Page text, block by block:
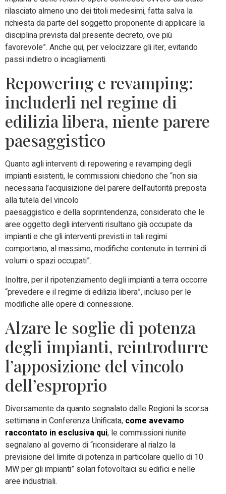
rilasciato almeno uno dei titoli medesimi, fatta salva la
richiesta da parte del soggetto proponente di applicare la
disciplina prevista dal presente decreto, ove più
favorevole”. Anche qui, per velocizzare gli iter, evitando
passi indietro o incagliamenti.
Repowering e revamping:
includerli nel regime di
edilizia libera, niente parere
paesaggistico
Quanto agli interventi di repowering e revamping degli
impianti esistenti, le commissioni chiedono che “non sia
necessaria l’acquisizione del parere dell’autorità preposta
alla tutela del vincolo
paesaggistico e della soprintendenza, considerato che le
aree oggetto degli interventi risultano già occupate da
impianti e che gli interventi previsti in tali regimi
comportano, al massimo, modifiche contenute in termini di
volumi o spazi occupati”.
Inoltre, per il ripotenziamento degli impianti a terra occorre
“prevedere e il regime di edilizia libera”, incluso per le
modifiche alle opere di connessione.
Alzare le soglie di potenza
degli impianti, reintrodurre
l’apposizione del vincolo
dell’esproprio
Diversamente da quanto segnalato dalle Regioni la scorsa
settimana in Conferenza Unificata, come avevamo
raccontato in esclusiva qui, le commissioni riunite
segnalano al governo di “riconsiderare al rialzo la
previsione del limite di potenza in particolare quello di 10
MW per gli impianti” solari fotovoltaici su edifici e nelle
aree industriali.